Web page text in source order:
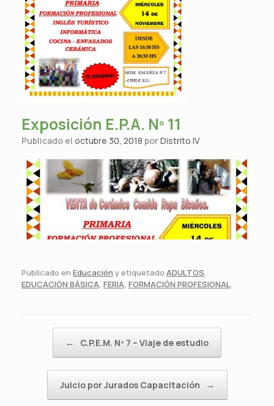
Exposición E.P.A. Nº 11
Publicado el octubre 30, 2018 porDistrito IV
Publicado en Educación y etiquetado ADULTOS,
EDUCACIÓN BÁSICA, FERIA, FORMACIÓN PROFESIONAL.
← C.P.E.M. Nº 7 – Viaje de estudio
Juicio por Jurados Capacitación →